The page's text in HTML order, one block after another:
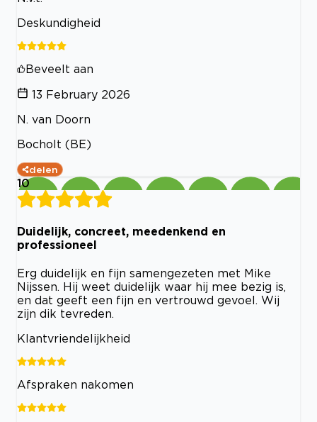
Deskundigheid
Beveelt aan
13 February 2026
N. van Doorn
Bocholt (BE)
delen
10
Duidelijk, concreet, meedenkend en
professioneel
Erg duidelijk en fijn samengezeten met Mike
Nijssen. Hij weet duidelijk waar hij mee bezig is,
en dat geeft een fijn en vertrouwd gevoel. Wij
zijn dik tevreden.
Klantvriendelijkheid
Afspraken nakomen